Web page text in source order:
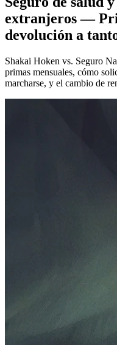
extranjeros —
devolución a
Shakai Hoken vs. Seguro
primas mensuales, cómo
marcharse, y el cambio de